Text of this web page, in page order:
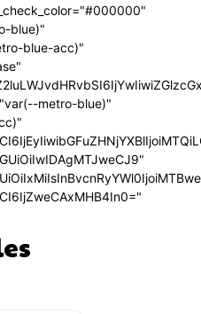
blue)"
blue-acc)"
metro-blue)"